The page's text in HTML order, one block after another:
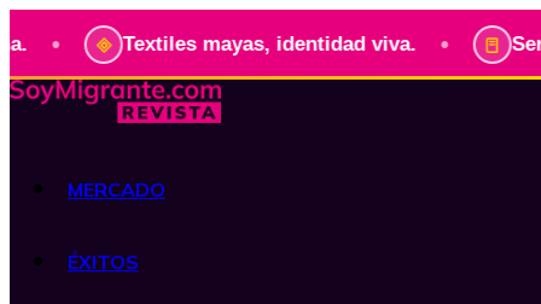
Textiles mayas, identidad viva. • Serie:
MERCADO
ÉXITOS